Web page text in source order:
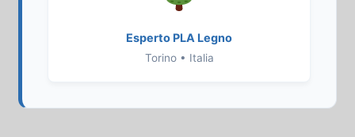
Esperto PLA Legno
Torino • Italia